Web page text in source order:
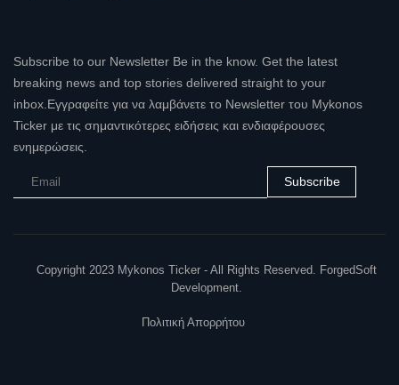
Subscribe to our Newsletter Be in the know. Get the latest
breaking news and top stories delivered straight to your
inbox.Εγγραφείτε για να λαμβάνετε το Newsletter του Mykonos
Ticker με τις σημαντικότερες ειδήσεις και ενδιαφέρουσες
ενημερώσεις.
Subscribe
Copyright 2023 Mykonos Ticker - All Rights Reserved. ForgedSoft
Development.
Πολιτική Απορρήτου